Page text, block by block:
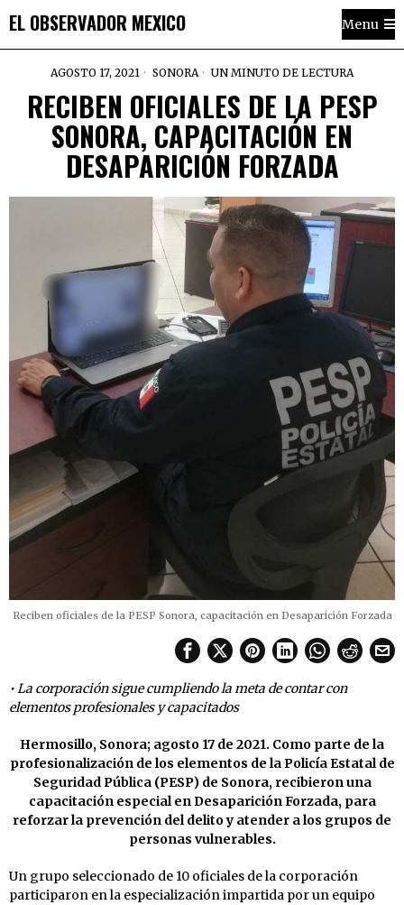
EL OBSERVADOR MEXICO Menu
AGOSTO 17, 2021 SONORA UN MINUTO DE LECTURA
RECIBEN OFICIALES DE LA PESP
SONORA, CAPACITACIÓN EN
DESAPARICIÓN FORZADA
Reciben oficiales de la PESP Sonora, capacitación en Desaparición Forzada
• La corporación sigue cumpliendo la meta de contar con
elementos profesionales y capacitados
Hermosillo, Sonora; agosto 17 de 2021. Como parte de la
profesionalización de los elementos de la Policía Estatal de
Seguridad Pública (PESP) de Sonora, recibieron una
capacitación especial en Desaparición Forzada, para
reforzar la prevención del delito y atender a los grupos de
personas vulnerables.
Un grupo seleccionado de 10 oficiales de la corporación
participaron en la especialización impartida por un equipo